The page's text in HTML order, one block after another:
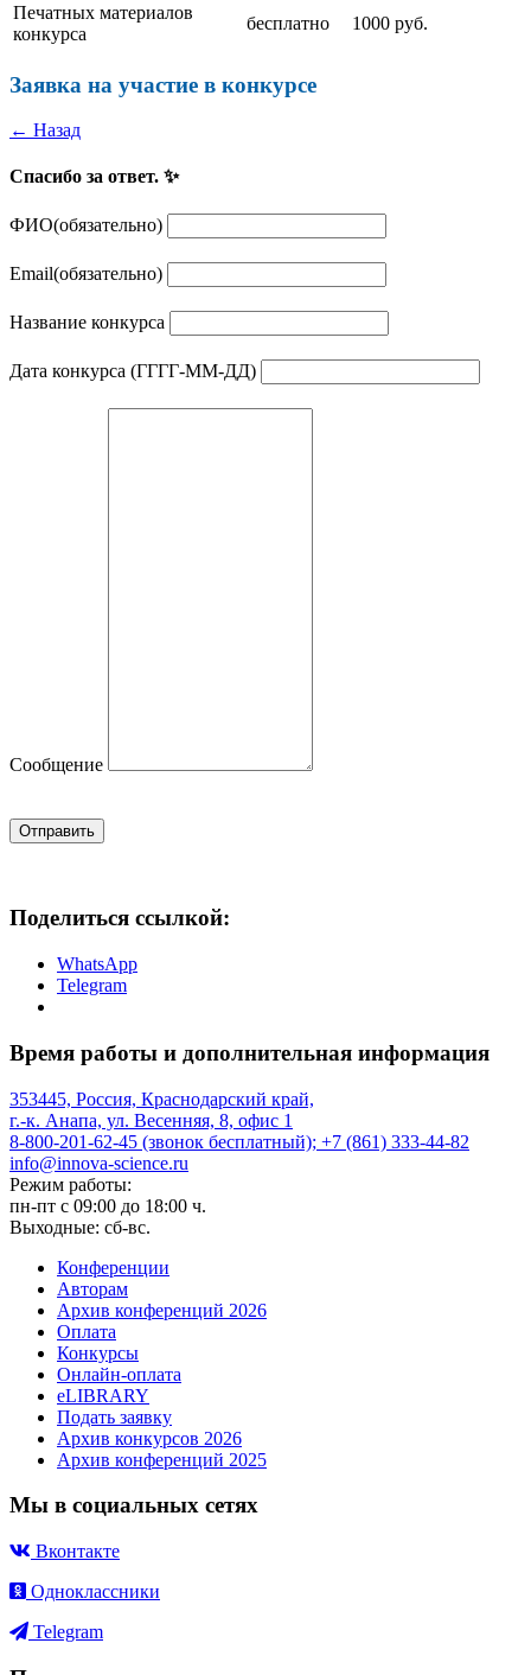
Печатных материалов
конкурса
бесплатно 1000 руб.
Заявка на участие в конкурсе
← Назад
Спасибо за ответ. ✨
ФИО(обязательно)
Email(обязательно)
Название конкурса
Дата конкурса (ГГГГ-ММ-ДД)
Сообщение
Отправить
Поделиться ссылкой:
WhatsApp
Telegram
Время работы и дополнительная информация
353445, Россия, Краснодарский край,
г.-к. Анапа, ул. Весенняя, 8, офис 1
8-800-201-62-45 (звонок бесплатный); +7 (861) 333-44-82
info@innova-science.ru
Режим работы:
пн-пт с 09:00 до 18:00 ч.
Выходные: сб-вс.
Конференции
Авторам
Архив конференций 2026
Оплата
Конкурсы
Онлайн-оплата
eLIBRARY
Подать заявку
Архив конкурсов 2026
Архив конференций 2025
Мы в социальных сетях
Вконтакте
Одноклассники
Telegram